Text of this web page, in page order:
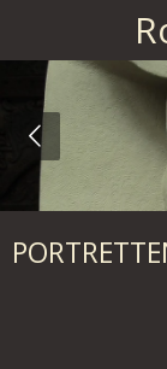
naar
hoofdinhoud